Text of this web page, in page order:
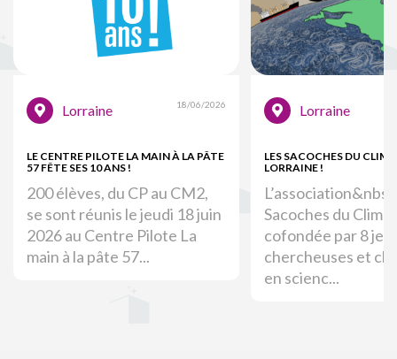
Lorraine 18/06/2026
LE CENTRE PILOTE LA MAIN À LA PÂTE
57 FÊTE SES 10 ANS !
200 élèves, du CP au CM2,
se sont réunis le jeudi 18 juin
2026 au Centre Pilote La
main à la pâte 57...
Lorraine
LES SACOCHES DU
LORRAINE !
Sacoches du
cofondée par 8
chercheuses et
en scienc...